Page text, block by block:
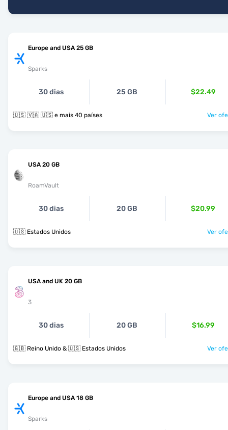
Europe and USA 25 GB
Sparks
30 dias 25 GB $22.49
🇺🇸 🇻🇦 🇺🇸 e mais 40 países Ver
USA 20 GB
RoamVault
30 dias 20 GB $20.99
🇺🇸 Estados Unidos Ver
USA and UK 20 GB
3
30 dias 20 GB $16.99
🇬🇧 Reino Unido & 🇺🇸 Estados Unidos Ver
Europe and USA 18 GB
Sparks